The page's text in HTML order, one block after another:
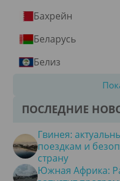
Бахрейн
Беларусь
Белиз
ПОСЛЕДНИЕ
Гвинея:
поездкам и
страну
Южная Африка: